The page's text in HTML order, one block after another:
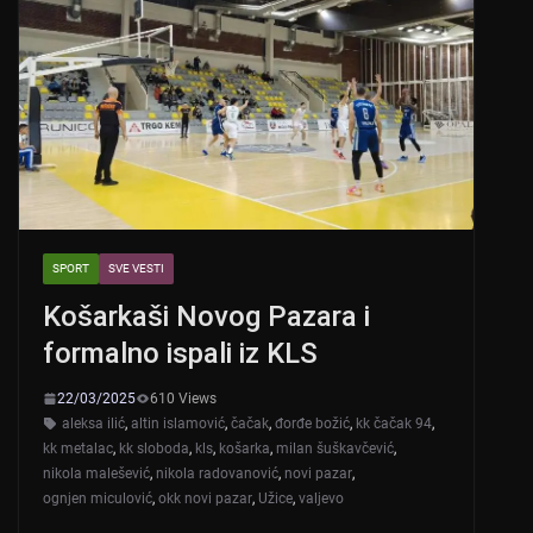
SPORT SVE VESTI
Košarkaši Novog Pazara i
formalno ispali iz KLS
22/03/2025
610 Views
aleksa ilić, altin islamović, čačak, đorđe božić, kk čačak 94,
kk metalac, kk sloboda, kls, košarka, milan šuškavčević,
nikola malešević, nikola radovanović, novi pazar,
ognjen miculović, okk novi pazar, Užice, valjevo